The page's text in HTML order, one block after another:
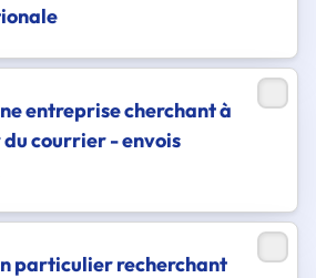
entreprise cherchant à
courrier - envois
particulier recherchant